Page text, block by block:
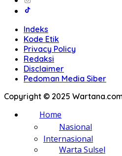
Indeks
Kode Etik
Privacy Policy
Redaksi
Disclaimer
Pedoman Media Siber
Copyright © 2025
Home
Nasional
Internasional
Warta Sulsel